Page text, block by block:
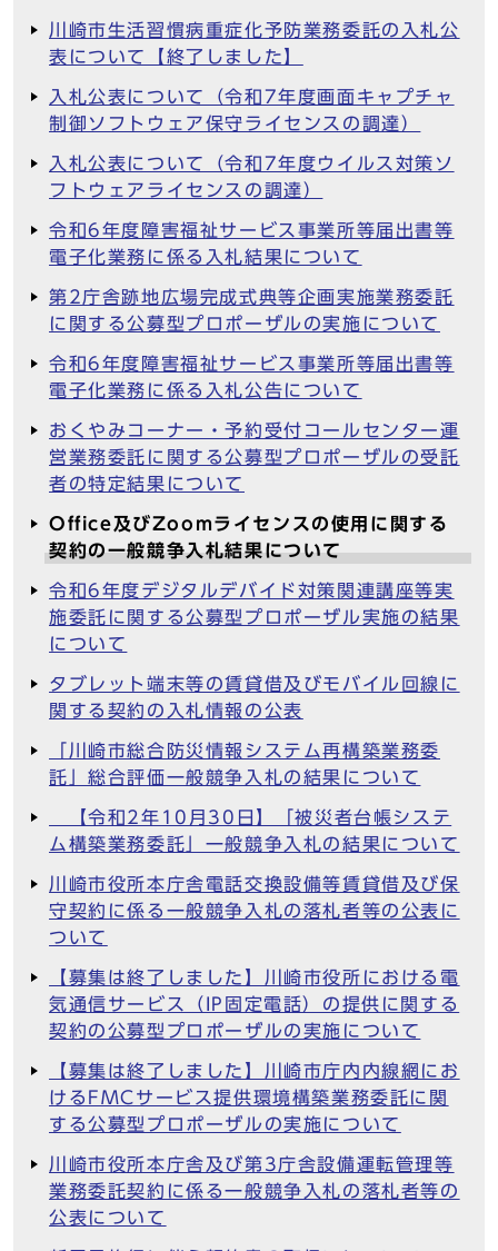
川崎市生活習慣病重症化予防業務委託の入札公
表について【終了しました】
入札公表について（令和7年度画面キャプチャ
制御ソフトウェア保守ライセンスの調達）
入札公表について（令和7年度ウイルス対策ソ
フトウェアライセンスの調達）
令和6年度障害福祉サービス事業所等届出書等
電子化業務に係る入札結果について
第2庁舎跡地広場完成式典等企画実施業務委託
に関する公募型プロポーザルの実施について
令和6年度障害福祉サービス事業所等届出書等
電子化業務に係る入札公告について
おくやみコーナー・予約受付コールセンター運
営業務委託に関する公募型プロポーザルの受託
者の特定結果について
Office及びZoomライセンスの使用に関する
契約の一般競争入札結果について
令和6年度デジタルデバイド対策関連講座等実
施委託に関する公募型プロポーザル実施の結果
について
タブレット端末等の賃貸借及びモバイル回線に
関する契約の入札情報の公表
「川崎市総合防災情報システム再構築業務委
託」総合評価一般競争入札の結果について
【令和2年10月30日】「被災者台帳システ
ム構築業務委託」一般競争入札の結果について
川崎市役所本庁舎電話交換設備等賃貸借及び保
守契約に係る一般競争入札の落札者等の公表に
ついて
【募集は終了しました】川崎市役所における電
気通信サービス（IP固定電話）の提供に関する
契約の公募型プロポーザルの実施について
【募集は終了しました】川崎市庁内内線網にお
けるFMCサービス提供環境構築業務委託に関
する公募型プロポーザルの実施について
川崎市役所本庁舎及び第3庁舎設備運転管理等
業務委託契約に係る一般競争入札の落札者等の
公表について